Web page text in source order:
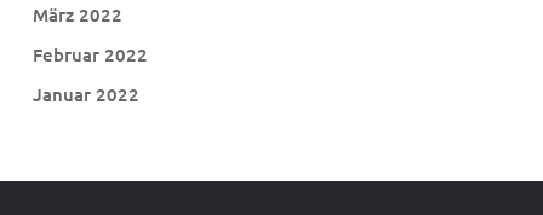
März 2022
Februar 2022
Januar 2022